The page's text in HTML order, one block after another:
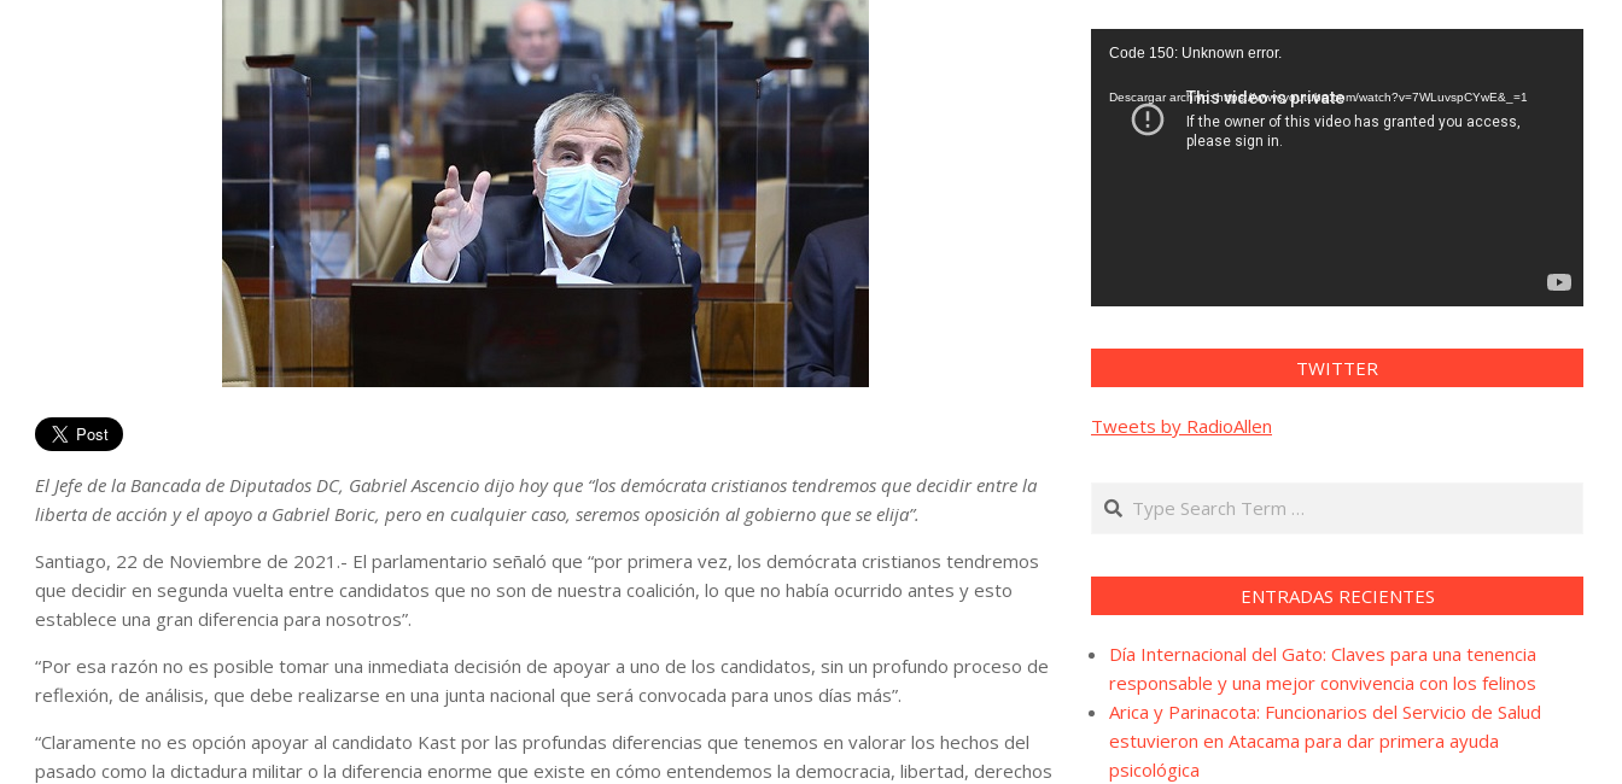
El Jefe de la Bancada de Diputados DC, Gabriel Ascencio dijo hoy que “los demócrata cristianos tendremos que decidir entre la
liberta de acción y el apoyo a Gabriel Boric, pero en cualquier caso, seremos oposición al gobierno que se elija”.
Santiago, 22 de Noviembre de 2021.- El parlamentario señaló que “por primera vez, los demócrata cristianos tendremos
que decidir en segunda vuelta entre candidatos que no son de nuestra coalición, lo que no había ocurrido antes y esto
establece una gran diferencia para nosotros”.
“Por esa razón no es posible tomar una inmediata decisión de apoyar a uno de los candidatos, sin un profundo proceso de
reflexión, de análisis, que debe realizarse en una junta nacional que será convocada para unos días más”.
“Claramente no es opción apoyar al candidato Kast por las profundas diferencias que tenemos en valorar los hechos del
pasado como la dictadura militar o la diferencia enorme que existe en cómo entendemos la democracia, libertad, derechos
Reproductor
vídeo
Code 150: Unknown error.
Descargar archivo: https://www.youtube.com/watch?v=7WLuvspCYwE&_=1
TWITTER
Tweets by RadioAllen
Search
ENTRADAS RECIENTES
Día Internacional del Gato: Claves para una tenencia
responsable y una mejor convivencia con los felinos
Arica y Parinacota: Funcionarios del Servicio de Salud
estuvieron en Atacama para dar primera ayuda
psicológica